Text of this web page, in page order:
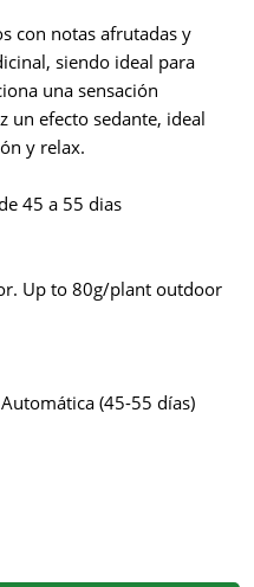
con notas afrutadas y
siendo ideal para
una sensación
un efecto sedante, ideal
y relax.
45 a 55 dias
Up to 80g/plant outdoor
(45-55 días)